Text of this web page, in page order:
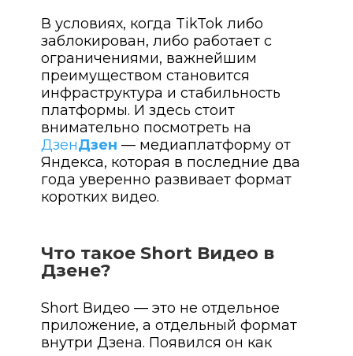
В условиях, когда TikTok либо
заблокирован, либо работает с
ограничениями, важнейшим
преимуществом становится
инфраструктура и стабильность
платформы. И здесь стоит
внимательно посмотреть на
ДзенДзен — медиаплатформу от
Яндекса, которая в последние два
года уверенно развивает формат
коротких видео.
Что такое Short Видео в
Дзене?
Short Видео — это не отдельное
приложение, а отдельный формат
внутри Дзена. Появился он как